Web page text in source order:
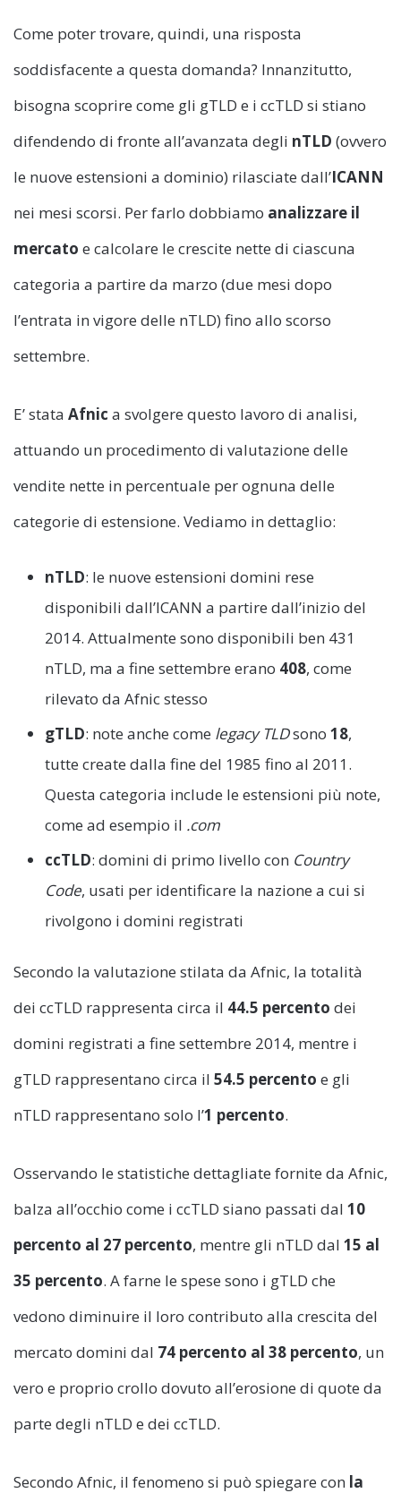
Come poter trovare, quindi, una risposta
soddisfacente a questa domanda? Innanzitutto,
bisogna scoprire come gli gTLD e i ccTLD si stiano
difendendo di fronte all’avanzata degli nTLD (ovvero
le nuove estensioni a dominio) rilasciate dall’ICANN
nei mesi scorsi. Per farlo dobbiamo analizzare il
mercato e calcolare le crescite nette di ciascuna
categoria a partire da marzo (due mesi dopo
l’entrata in vigore delle nTLD) fino allo scorso
settembre.
E’ stata Afnic a svolgere questo lavoro di analisi,
attuando un procedimento di valutazione delle
vendite nette in percentuale per ognuna delle
categorie di estensione. Vediamo in dettaglio:
nTLD: le nuove estensioni domini rese
disponibili dall’ICANN a partire dall’inizio del
2014. Attualmente sono disponibili ben 431
nTLD, ma a fine settembre erano 408, come
rilevato da Afnic stesso
gTLD: note anche come legacy TLDsono 18,
tutte create dalla fine del 1985 fino al 2011.
Questa categoria include le estensioni più note,
come ad esempio il .com
ccTLD: domini di primo livello con Country
Code, usati per identificare la nazione a cui si
rivolgono i domini registrati
Secondo la valutazione stilata da Afnic, la totalità
dei ccTLD rappresenta circa il 44.5 percento dei
domini registrati a fine settembre 2014, mentre i
gTLD rappresentano circa il 54.5 percento e gli
nTLD rappresentano solo l’1 percento.
Osservando le statistiche dettagliate fornite da Afnic,
balza all’occhio come i ccTLD siano passati dal 10
percento al 27 percento, mentre gli nTLD dal 15 al
35 percento. A farne le spese sono i gTLD che
vedono diminuire il loro contributo alla crescita del
mercato domini dal 74 percento al 38 percento, un
vero e proprio crollo dovuto all’erosione di quote da
parte degli nTLD e dei ccTLD.
Secondo Afnic, il fenomeno si può spiegare con la